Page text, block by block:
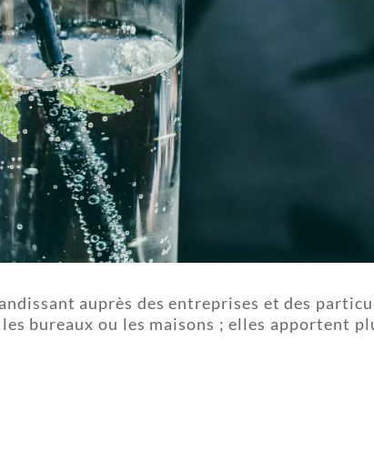
auprès des entreprises et des
bureaux ou les maisons ; elles apportent